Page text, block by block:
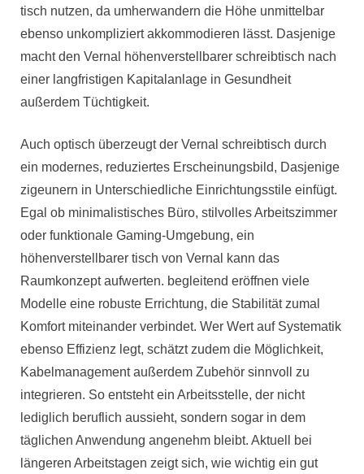
tisch nutzen, da umherwandern die Höhe unmittelbar
ebenso unkompliziert akkommodieren lässt. Dasjenige
macht den Vernal höhenverstellbarer schreibtisch nach
einer langfristigen Kapitalanlage in Gesundheit
außerdem Tüchtigkeit.
Auch optisch überzeugt der Vernal schreibtisch durch
ein modernes, reduziertes Erscheinungsbild, Dasjenige
zigeunern in Unterschiedliche Einrichtungsstile einfügt.
Egal ob minimalistisches Büro, stilvolles Arbeitszimmer
oder funktionale Gaming-Umgebung, ein
höhenverstellbarer tisch von Vernal kann das
Raumkonzept aufwerten. begleitend eröffnen viele
Modelle eine robuste Errichtung, die Stabilität zumal
Komfort miteinander verbindet. Wer Wert auf Systematik
ebenso Effizienz legt, schätzt zudem die Möglichkeit,
Kabelmanagement außerdem Zubehör sinnvoll zu
integrieren. So entsteht ein Arbeitsstelle, der nicht
lediglich beruflich aussieht, sondern sogar in dem
täglichen Anwendung angenehm bleibt. Aktuell bei
längeren Arbeitstagen zeigt sich, wie wichtig ein gut